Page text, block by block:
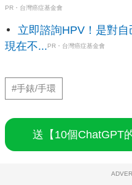
PR・台灣癌症基金會
立即諮詢HPV！是對
現在不... PR・台灣癌症基金會
#手錶/手環
送【10個ChatGPT